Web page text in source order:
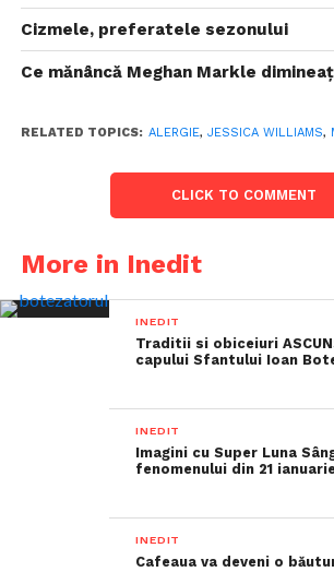
Cizmele, preferatele sezonului
Ce mănâncă Meghan Markle
RELATED TOPICS: ALERGIE, JESSICA WILLIAMS,
CLICK TO COMMENT
More in Inedit
INEDIT
Traditii si obiceiuri
capului Sfantului Ioan
INEDIT
Imagini cu Super Luna
fenomenului din 21
INEDIT
Cafeaua va deveni o